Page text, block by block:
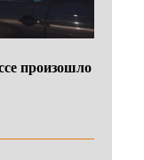
произошло